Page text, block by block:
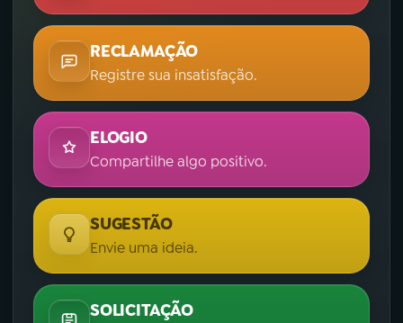
RECLAMAÇÃO
Registre sua insatisfação.
ELOGIO
Compartilhe algo positivo.
SUGESTÃO
Envie uma ideia.
SOLICITAÇÃO